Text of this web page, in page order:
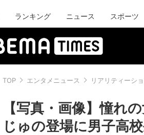
ランキング ニュース スポーツ
TOP エンタメニュース リアリティーシ
【写真・画像】憧れ
じゅの登場に男子高